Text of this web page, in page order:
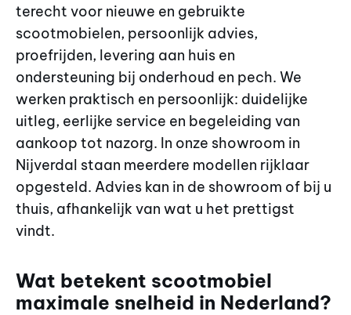
terecht voor nieuwe en gebruikte
scootmobielen, persoonlijk advies,
proefrijden, levering aan huis en
ondersteuning bij onderhoud en pech. We
werken praktisch en persoonlijk: duidelijke
uitleg, eerlijke service en begeleiding van
aankoop tot nazorg. In onze showroom in
Nijverdal staan meerdere modellen rijklaar
opgesteld. Advies kan in de showroom of bij u
thuis, afhankelijk van wat u het prettigst
vindt.
Wat betekent scootmobiel
maximale snelheid in Nederland?